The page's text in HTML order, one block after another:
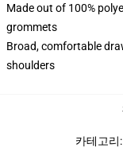
Made out of 100%
grommets
Broad, comfortable
shoulders
카테고리: